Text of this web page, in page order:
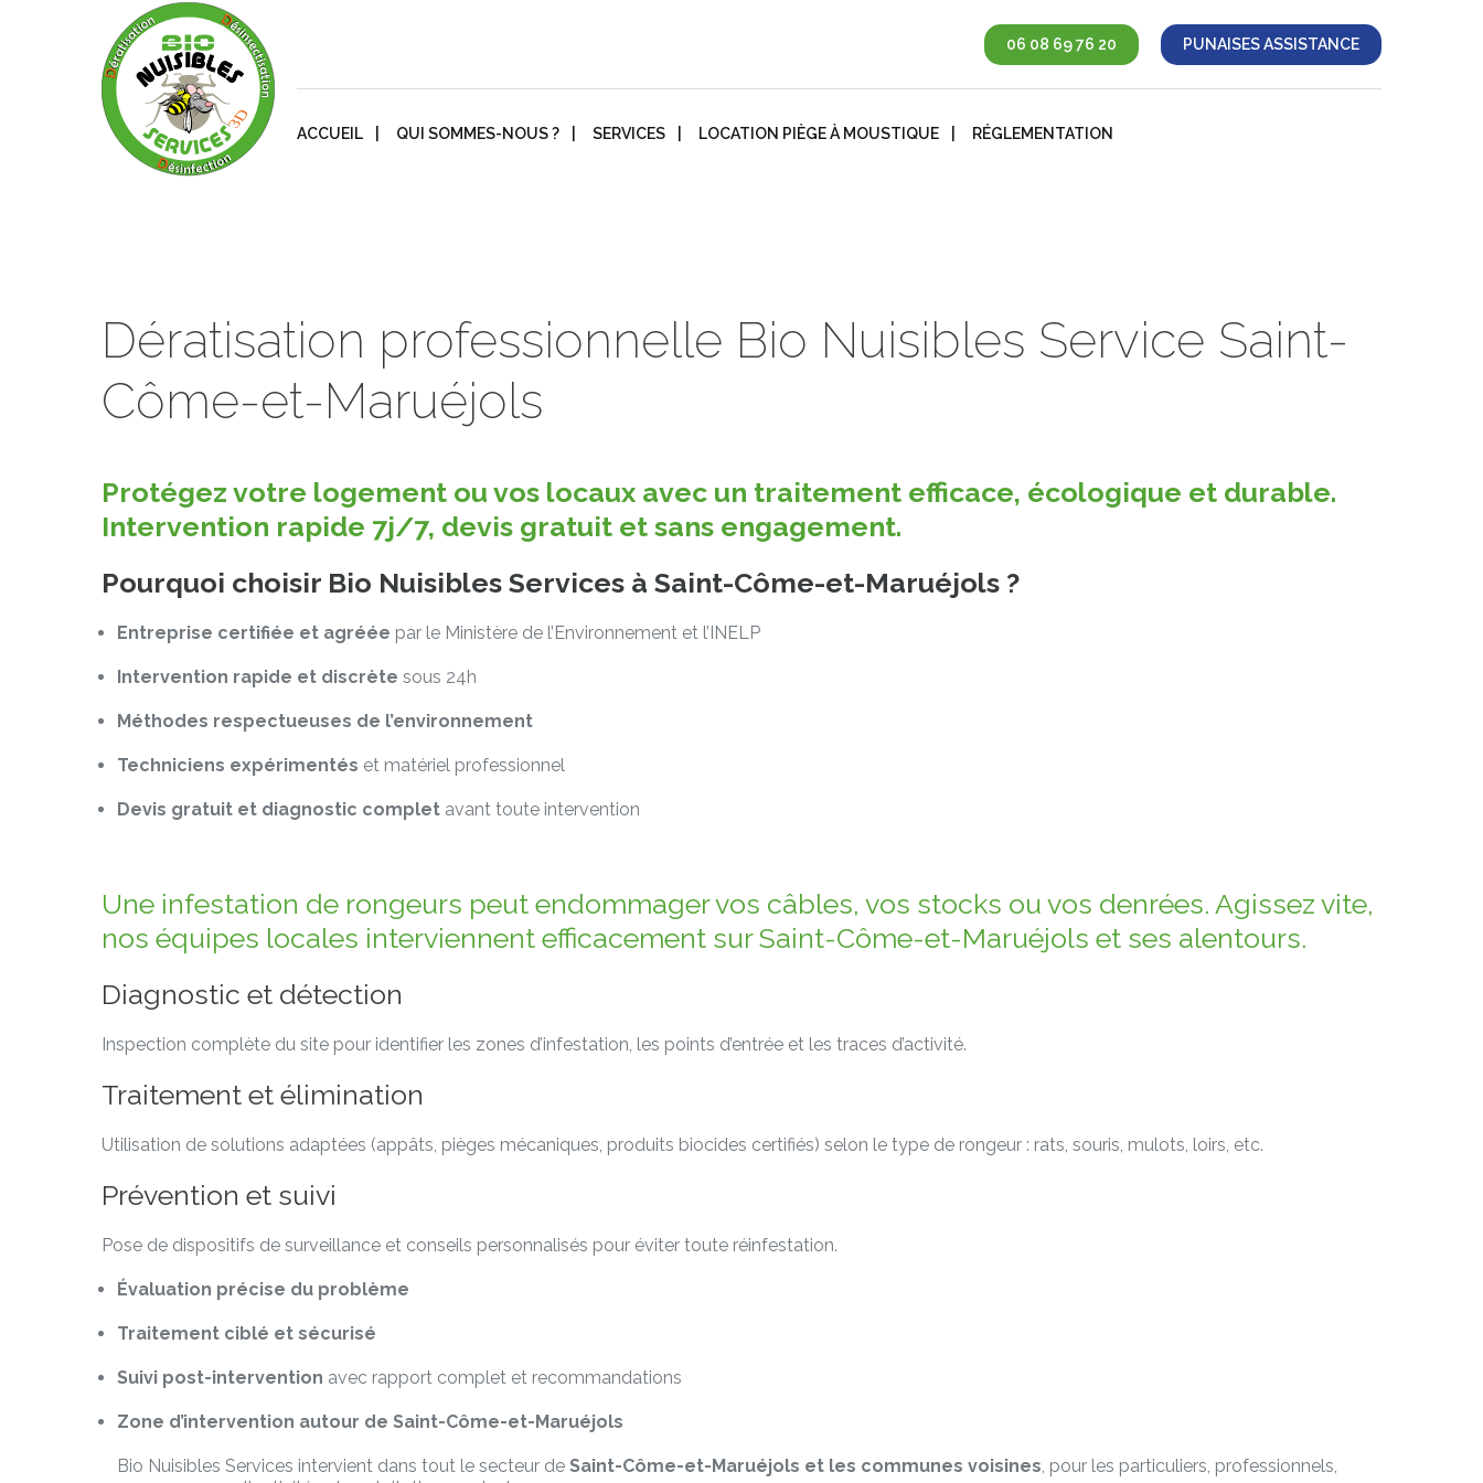
06 08 69 76 20 PUNAISES ASSISTANCE
ACCUEIL QUI SOMMES-NOUS ? SERVICES LOCATION PIÈGE À MOUSTIQUE RÉGLEMENTATION
Dératisation professionnelle Bio Nuisibles Service Saint-
Côme-et-Maruéjols
Protégez votre logement ou vos locaux avec un traitement efficace, écologique et durable.
Intervention rapide 7j/7, devis gratuit et sans engagement.
Pourquoi choisir Bio Nuisibles Services à Saint-Côme-et-Maruéjols ?
Entreprise certifiée et agréée par le Ministère de l’Environnement et l’INELP
Intervention rapide et discrète sous 24h
Méthodes respectueuses de l’environnement
Techniciens expérimentés et matériel professionnel
Devis gratuit et diagnostic complet avant toute intervention
Une infestation de rongeurs peut endommager vos câbles, vos stocks ou vos denrées. Agissez vite,
nos équipes locales interviennent efficacement sur Saint-Côme-et-Maruéjols et ses alentours.
Diagnostic et détection
Inspection complète du site pour identifier les zones d’infestation, les points d’entrée et les traces d’activité.
Traitement et élimination
Utilisation de solutions adaptées (appâts, pièges mécaniques, produits biocides certifiés) selon le type de rongeur : rats, souris, mulots, loirs, etc.
Prévention et suivi
Pose de dispositifs de surveillance et conseils personnalisés pour éviter toute réinfestation.
Évaluation précise du problème
Traitement ciblé et sécurisé
Suivi post-intervention avec rapport complet et recommandations
Zone d’intervention autour de Saint-Côme-et-Maruéjols
Bio Nuisibles Services intervient dans tout le secteur de Saint-Côme-et-Maruéjols et les communes voisines, pour les particuliers, professionnels,